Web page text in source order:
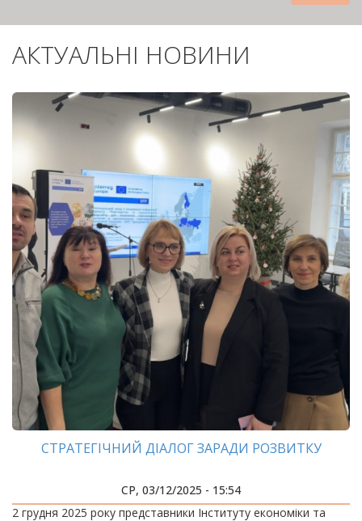
АКТУАЛЬНІ НОВИНИ
СТРАТЕГІЧНИЙ ДІАЛОГ ЗАРАДИ РОЗВИТКУ
СР, 03/12/2025 - 15:54
2 грудня 2025 року представники Інституту економіки та